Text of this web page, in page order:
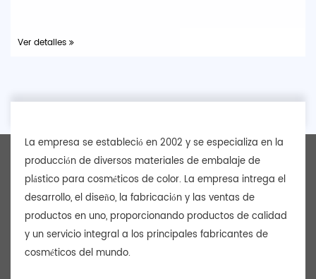
Ver detalles
La empresa se estableció en 2002 y se especializa en la
producción de diversos materiales de embalaje de
plástico para cosméticos de color. La empresa intrega el
desarrollo, el diseño, la fabricación y las ventas de
productos en uno, proporcionando productos de calidad
y un servicio integral a los principales fabricantes de
cosméticos del mundo.